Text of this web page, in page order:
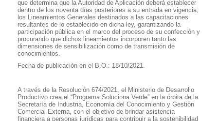
que determina que la Autoridad de Aplicación deberá establecer
dentro de los noventa días posteriores a su entrada en vigencia,
los Lineamientos Generales destinados a las capacitaciones
resultantes de lo establecido en dicha ley, garantizando la
participación pública en el marco del proceso de su confección y
procurando que dichos lineamientos incorporen tanto las
dimensiones de sensibilización como de transmisión de
conocimientos.
Fecha de publicación en el B.O.: 18/10/2021.
A través de la Resolución 674/2021, el Ministerio de Desarrollo
Productivo crea el “Programa Soluciona Verde” en la órbita de la
Secretaría de Industria, Economía del Conocimiento y Gestión
Comercial Externa, con el objetivo de brindar asistencia
financiera a personas jurídicas para contribuir a la sostenibilidad